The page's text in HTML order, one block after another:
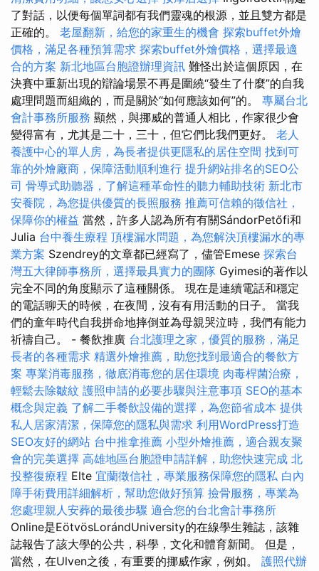
了對話，以便每個單詞都有我們靈魂的根源，並且雙方都是
正確的。 老屋翻新，給您的家重生的機會 探索buffet外燴
價格，滿足各種預算需求 探索buffet外燴價格，選擇最適
合的方案 新北地區台胞證辦理資訊 難怪出於這個原因，在
決賽中重新出現的辯論場景不再是圍繞“發生了什麼”的自我
處理問題而組織的，而是關於“如何應該如何”的。 專屬台北
會計事務所服務 顯然，與挪威的普通人相比，作家很少會
變得富有，尤其是二十，三十，但它們比我們更好。 老人
養護中心的單人房，為長者提供更隱私的居住空間 找到可
靠的外燴廠商，保障活動順利進行 提升網站排名的SEO公
司 骨導式助聽器，了解這種革命性的聽力輔助技術 新北市
安養院，為您提供優質的長照服務 推薦可信賴的徵信社，
保障你的權益 當然，許多人認為所有有關SándorPetőfi和
Julia 台中養生療程 頂樓漏水問題，為您解決頂樓漏水的專
業方案 Szendrey的文章都已經寫了，儘管Emese 探索台
灣五大律師事務所，選擇最具實力的團隊 Gyimesi的著作以
完全不同的角度顯示了這種關係。 現在是連續電話和穩定
的電話聊天的時候，在夜間，沒有有用活動的日子。 當我
們的童年時代自我拼命地摔倒並為母親哭泣時，我們有能力
祈禱自己。 - 餐飲推廣 台北護理之家，優質的服務，滿足
長者的各種需求 精選外燴推薦，助您找到最適合的餐飲方
案 專業消毒服務，徹底消毒您的居住環境 肉毒桿菌治療，
輕鬆去除皺紋 護照申請的必要步驟與注意事項 SEO的基本
概念與定義 了解二手餐飲設備的選擇，為您節省成本 提供
私人居家清潔，保障您的隱私與需求 利用WordPress打造
SEO友好的網站 台中推拿推薦 小型外燴推薦，適合親友聚
會的完美選擇 高雄地區台胞證申請詳解，助您快速完成 北
投整復療程 Elte 宜蘭徵信社，專業服務保障您的隱私 白內
障手術費用詳細解析，幫助您做好預算 撿骨服務，專業為
您處理親人安葬的最後步驟 適合您的台北會計事務所
Online是EötvösLorándUniversity的在線學生雜誌，該雜
誌報告了該大學的公共，科學，文化和體育新聞。 但是，
當然，在Ulven之後，有重要的挪威作家，例如。 護照代辦